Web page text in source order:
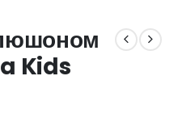
Kids